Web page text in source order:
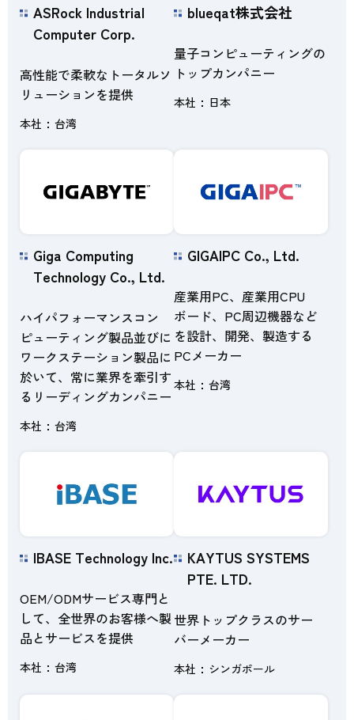
ASRock Industrial
Computer Corp.
本社 台湾
高性能で柔軟なトータルソ
リューションを提供
blueqat株式会社
本社 日本
量子コンピューティングの
トップカンパニー
Giga Computing
Technology Co., Ltd.
本社 台湾
ハイパフォーマンスコン
ピューティング製品並びに
ワークステーション製品に
於いて、常に業界を牽引す
るリーディングカンパニー
GIGAIPC Co., Ltd.
本社 台湾
産業用PC、産業用CPU
ボード、PC周辺機器など
を設計、開発、製造する
PCメーカー
IBASE Technology Inc.
本社 台湾
OEM/ODMサービス専門と
して、全世界のお客様へ製
品とサービスを提供
KAYTUS SYSTEMS
PTE. LTD.
本社 シンガポール
世界トップクラスのサー
バーメーカー